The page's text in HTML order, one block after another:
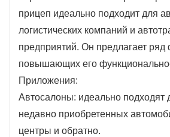
транспортных средств, включая
внедорожники и небольшие
их пригодными для широкого
транспортных задач.
Оптимизированное
Эти прицепы спроектированы
чтобы максимально увеличить
обеспечить эффективную
прицеп идеально подходит для
логистических компаний и
предприятий. Он предлагает ряд
повышающих его
Приложения:
Автосалоны: идеально подходят
недавно приобретенных
центры и обратно.